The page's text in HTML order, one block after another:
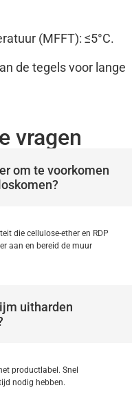
(MFFT): ≤5°C.
de tegels voor lange
vragen
om te voorkomen
die cellulose-ether en RDP
aan en bereid de muur
uitharden
productlabel. Snel
nodig hebben.